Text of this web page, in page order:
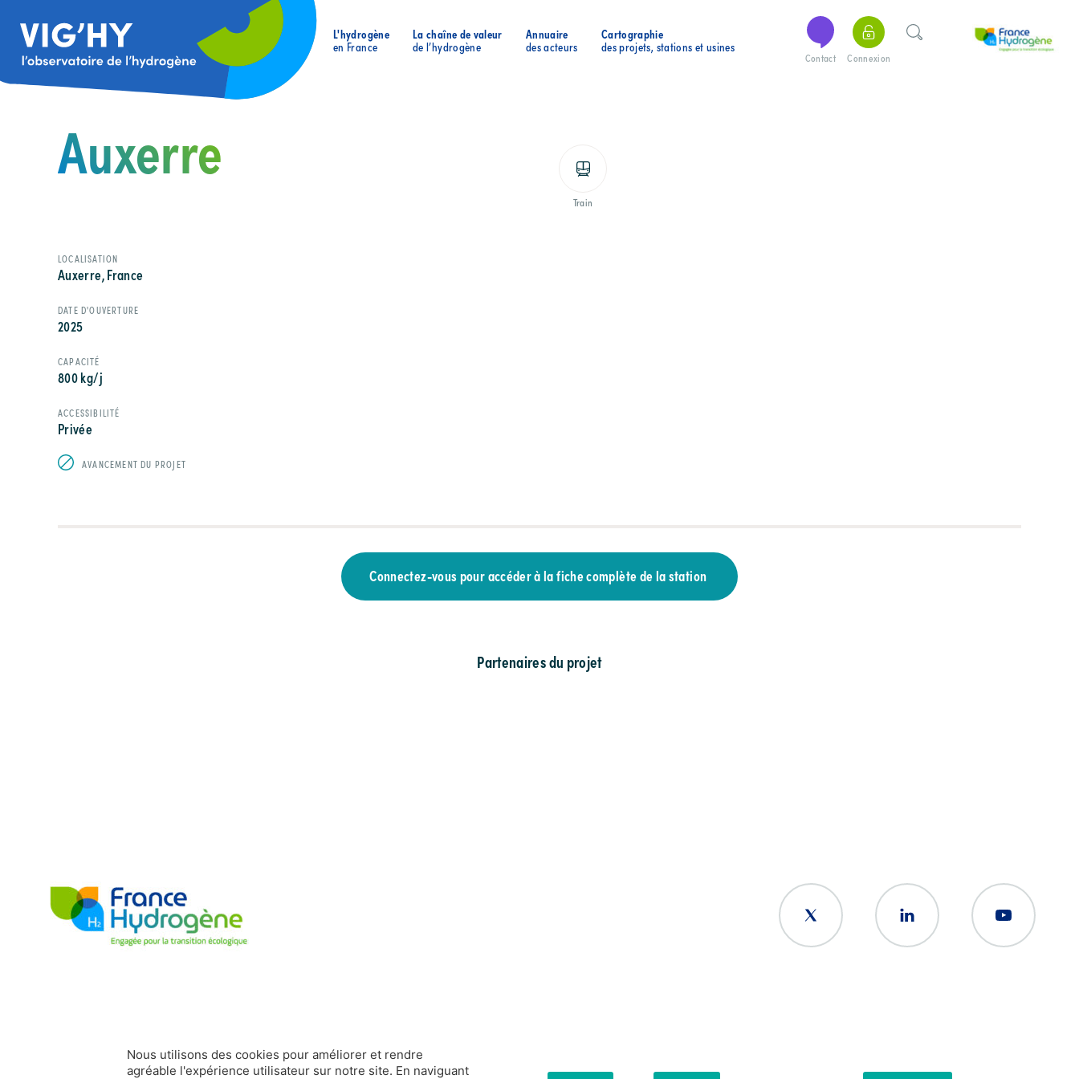
L'hydrogène
en France
La chaîne de valeur
de l’hydrogène
Annuaire
des acteurs
Cartographie
des projets, stations et usines
Contact Connexion
Auxerre
LOCALISATION
Auxerre, France
DATE D'OUVERTURE
2025
CAPACITÉ
800 kg/j
ACCESSIBILITÉ
Privée
AVANCEMENT DU PROJET
Train
Connectez-vous pour accéder à la fiche complète de la station
Partenaires du projet
Nous utilisons des cookies pour améliorer et rendre
agréable l'expérience utilisateur sur notre site. En naviguant